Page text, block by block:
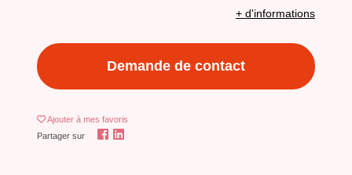
+ d'informations
Demande de contact
Ajouter à mes favoris
Partager sur